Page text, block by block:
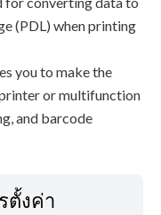
(PDL) when printing
you to make the
or multifunction
and barcode
ตั้งค่า